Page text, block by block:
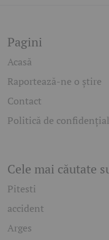
Pagini
Acasă
Raportează-ne o știre
Contact
Politică de
Cele mai căutate
Pitesti
accident
Arges